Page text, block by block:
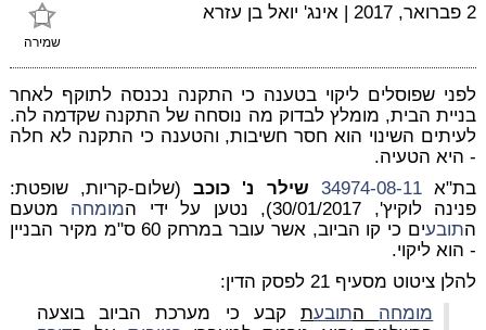
שמירה
2 פברואר, 2017 | אינג' יואל בן עזרא
לפני שפוסלים ליקוי בטענה כי התקנה נכנסה לתוקף לאחר
בניית הבית, מומלץ לבדוק מה נוסחה של התקנה שקדמה לה.
לעיתים השינוי הוא חסר חשיבות, והטענה כי התקנה לא חלה
- היא הטעיה.
בת"א34974-08-11 שילר נ' כוכב(שלום-קריות, שופטת:
פנינה לוקיץ', 30/01/2017), נטען על ידי ה
מומחה מטעם
התובע
ים כי קו הביוב, אשר עובר במרחק 60 ס"מ מקיר הבניין
- הוא ליקוי.
להלן ציטוט מסעיף 21 לפסק הדין:
מומחה התובעתקבע כי מערכת הביוב בוצעה